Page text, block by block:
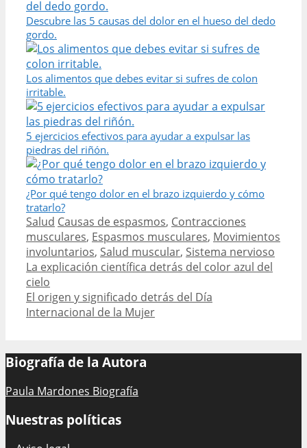
Descubre las 5 causas del dolor en el hueso del dedo
gordo.
Los alimentos que debes evitar si sufres de colon
irritable.
5 ejercicios efectivos para ayudar a expulsar las
piedras del riñón.
¿Por qué tengo dolor en el brazo izquierdo y cómo
tratarlo?
Categories
Salud Tags
Causas de espasmos, Contracciones
musculares, Espasmos musculares, Movimientos
involuntarios, Salud muscular, Sistema nervioso
Post
navigation
La explicación científica detrás del color azul del
cielo
El origen y significado detrás del Día
Internacional de la Mujer
Biografía de la Autora
Paula Mardones Biografía
Nuestras políticas